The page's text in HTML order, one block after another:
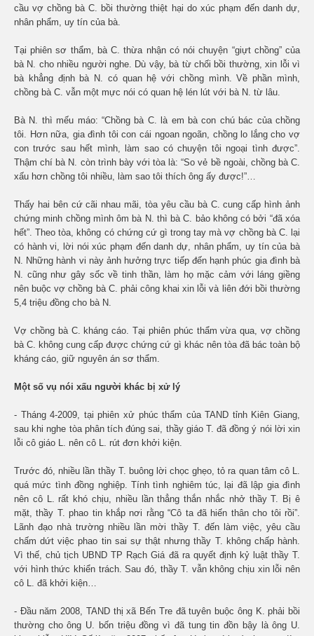
cầu vợ chồng bà C. bồi thường thiệt hại do xúc phạm đến danh dự,
nhân phẩm, uy tín của bà.
Tại phiên sơ thẩm, bà C. thừa nhận có nói chuyện “giựt chồng” của
bà N. cho nhiều người nghe. Dù vậy, bà từ chối bồi thường, xin lỗi vì
bà khẳng định bà N. có quan hệ với chồng mình. Về phần mình,
chồng bà C. vẫn một mực nói có quan hệ lén lút với bà N. từ lâu.
Bà N. thì mếu máo: “Chồng bà C. là em bà con chú bác của chồng
tôi. Hơn nữa, gia đình tôi con cái ngoan ngoãn, chồng lo lắng cho vợ
con trước sau hết mình, làm sao có chuyện tôi ngoại tình được”.
Thậm chí bà N. còn trình bày với tòa là: “So vẻ bề ngoài, chồng bà C.
xấu hơn chồng tôi nhiều, làm sao tôi thích ông ấy được!”…
Thấy hai bên cứ cãi nhau mãi, tòa yêu cầu bà C. cung cấp hình ảnh
chứng minh chồng mình ôm bà N. thì bà C. bảo không có bởi “đã xóa
hết”. Theo tòa, không có chứng cứ gì trong tay mà vợ chồng bà C. lại
có hành vi, lời nói xúc phạm đến danh dự, nhân phẩm, uy tín của bà
N. Những hành vi này ảnh hưởng trực tiếp đến hạnh phúc gia đình bà
N. cũng như gây sốc về tinh thần, làm họ mặc cảm với láng giềng
nên buộc vợ chồng bà C. phải công khai xin lỗi và liên đới bồi thường
5,4 triệu đồng cho bà N.
Vợ chồng bà C. kháng cáo. Tại phiên phúc thẩm vừa qua, vợ chồng
bà C. không cung cấp được chứng cứ gì khác nên tòa đã bác toàn bộ
kháng cáo, giữ nguyên án sơ thẩm.
Một số vụ nói xấu người khác bị xử lý
- Tháng 4-2009, tại phiên xử phúc thẩm của TAND tỉnh Kiên Giang,
sau khi nghe tòa phân tích đúng sai, thầy giáo T. đã đồng ý nói lời xin
lỗi cô giáo L. nên cô L. rút đơn khởi kiện.
Trước đó, nhiều lần thầy T. buông lời chọc ghẹo, tỏ ra quan tâm cô L.
quá mức tình đồng nghiệp. Tính tình nghiêm túc, lại đã lập gia đình
nên cô L. rất khó chịu, nhiều lần thẳng thắn nhắc nhở thầy T. Bị ê
mặt, thầy T. phao tin khắp nơi rằng “Cô ta đã hiến thân cho tôi rồi”.
Lãnh đạo nhà trường nhiều lần mời thầy T. đến làm việc, yêu cầu
chấm dứt việc phao tin sai sự thật nhưng thầy T. không chấp hành.
Vì thế, chủ tịch UBND TP Rạch Giá đã ra quyết định kỷ luật thầy T.
với hình thức khiển trách. Sau đó, thầy T. vẫn không chịu xin lỗi nên
cô L. đã khởi kiện…
- Đầu năm 2008, TAND thị xã Bến Tre đã tuyên buộc ông K. phải bồi
thường cho ông U. bốn triệu đồng vì đã tung tin đồn bậy là ông U.